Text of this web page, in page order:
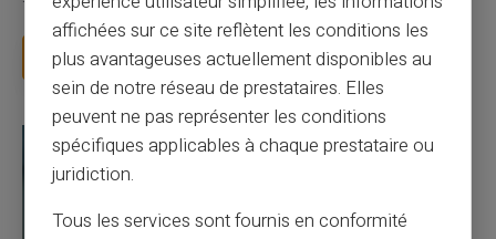
facture 50 € par an pour une carte que vo...
Lire la suite
affichées sur ce site reflètent les conditions les
plus avantageuses actuellement disponibles au
sein de notre réseau de prestataires. Elles
peuvent ne pas représenter les conditions
spécifiques applicables à chaque prestataire ou
juridiction.
Tous les services sont fournis en conformité